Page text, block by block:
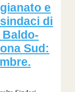
e
di
Sud: